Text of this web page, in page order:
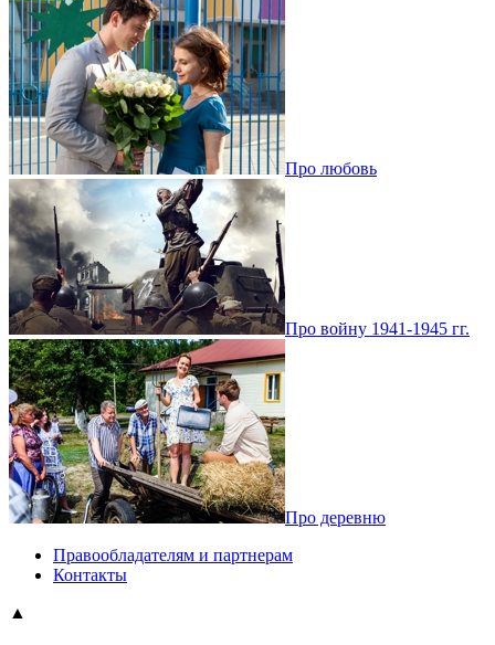
Про любовь
Про войну 1941-1945 гг.
Про деревню
Правообладателям и партнерам
Контакты
▲